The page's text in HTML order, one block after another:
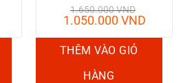
1.650.000VND
Giá
là:
1.650.000 VND.
1.050.000VNDGiá
THÊM VÀO GIỎ
HÀNG